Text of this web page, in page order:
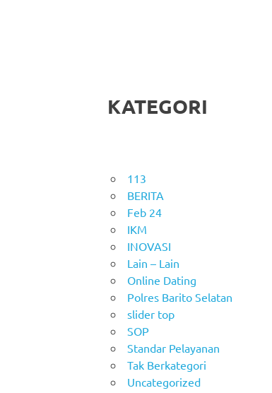
KATEGORI
113
BERITA
Feb 24
IKM
INOVASI
Lain – Lain
Online Dating
Polres Barito Selatan
slider top
SOP
Standar Pelayanan
Tak Berkategori
Uncategorized